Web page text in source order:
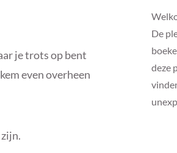
je trots op bent
even overheen
De
deze